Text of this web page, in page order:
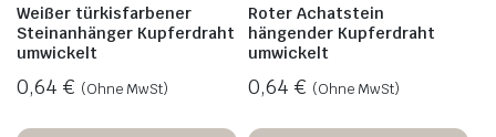
Weißer türkisfarbener
Steinanhänger Kupferdraht
umwickelt
0,64 € (Ohne MwSt)
Roter Achatstein
hängender Kupferdraht
umwickelt
0,64 € (Ohne MwSt)